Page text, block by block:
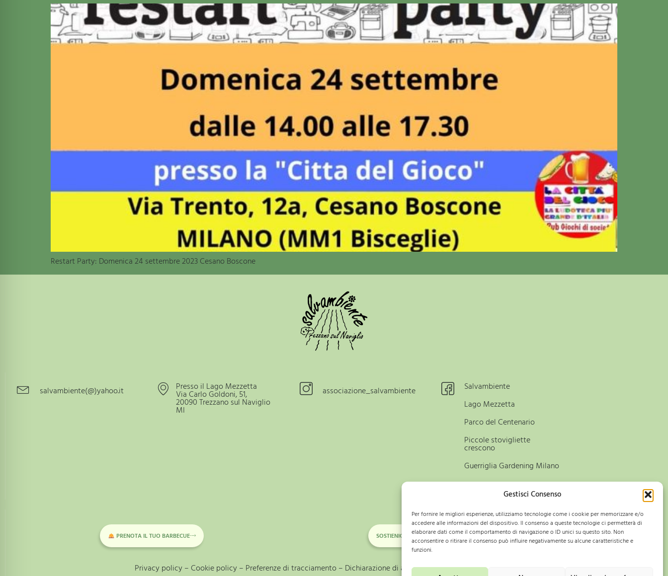
Gestisci Consenso
Per fornire le migliori esperienze, utilizziamo tecnologie come i cookie per memorizzare e/o
accedere alle informazioni del dispositivo. Il consenso a queste tecnologie ci permetterà di
elaborare dati come il comportamento di navigazione o ID unici su questo sito. Non
acconsentire o ritirare il consenso può influire negativamente su alcune caratteristiche e
funzioni.
Restart Party: Domenica 24 settembre 2023 Cesano Boscone
salvambiente(@)yahoo.it Presso il Lago Mezzetta
Via Carlo Goldoni, 51,
20090 Trezzano sul Naviglio
MI
associazione_salvambiente
Salvambiente
Lago Mezzetta
Parco del Centenario
Piccole stovigliette
crescono
Guerriglia Gardening Milano
PRENOTA IL TUO BARBECUE SOSTIENICI ANCHE TU! DONA ORA
Privacy policy–Cookie policy– Preferenze di tracciamento – Dichiarazione di accessibilità